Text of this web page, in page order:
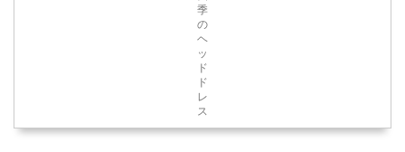
季
の
ヘ
ッ
ド
ド
レ
ス